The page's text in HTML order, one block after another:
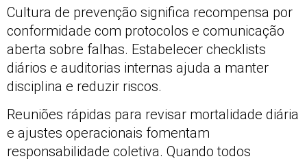
Cultura de prevenção significa recompensa por
conformidade com protocolos e comunicação
aberta sobre falhas. Estabelecer checklists
diários e auditorias internas ajuda a manter
disciplina e reduzir riscos.
Reuniões rápidas para revisar mortalidade diária
e ajustes operacionais fomentam
responsabilidade coletiva. Quando todos